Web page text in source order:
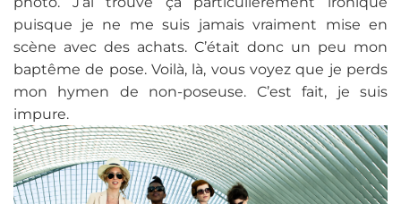
puisque je ne me suis jamais vraiment mise en
scène avec des achats. C’était donc un peu mon
baptême de pose. Voilà, là, vous voyez que je perds
mon hymen de non-poseuse. C’est fait, je suis
impure.